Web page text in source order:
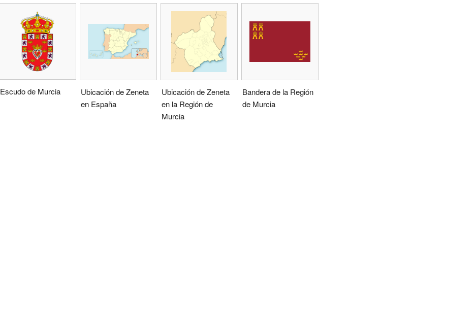
Escudo de Murcia
Ubicación de Zeneta
en España
Ubicación de Zeneta
en la Región de
Murcia
Bandera de la Región
de Murcia